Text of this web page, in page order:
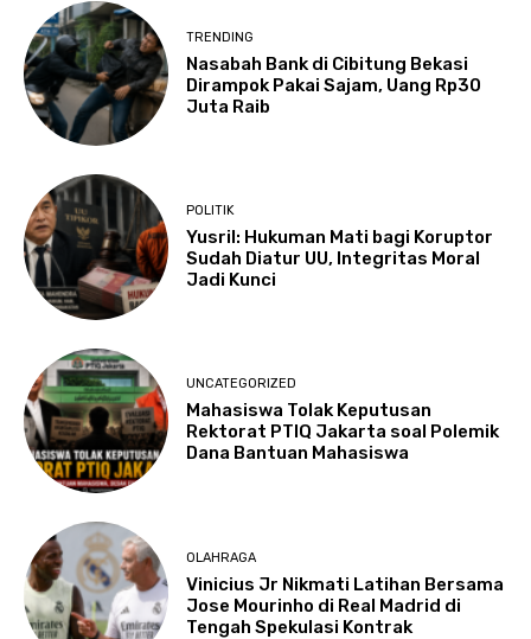
TRENDING
Nasabah Bank di Cibitung Bekasi
Dirampok Pakai Sajam, Uang Rp30
Juta Raib
POLITIK
Yusril: Hukuman Mati bagi Koruptor
Sudah Diatur UU, Integritas Moral
Jadi Kunci
UNCATEGORIZED
Mahasiswa Tolak Keputusan
Rektorat PTIQ Jakarta soal Polemik
Dana Bantuan Mahasiswa
OLAHRAGA
Vinicius Jr Nikmati Latihan Bersama
Jose Mourinho di Real Madrid di
Tengah Spekulasi Kontrak